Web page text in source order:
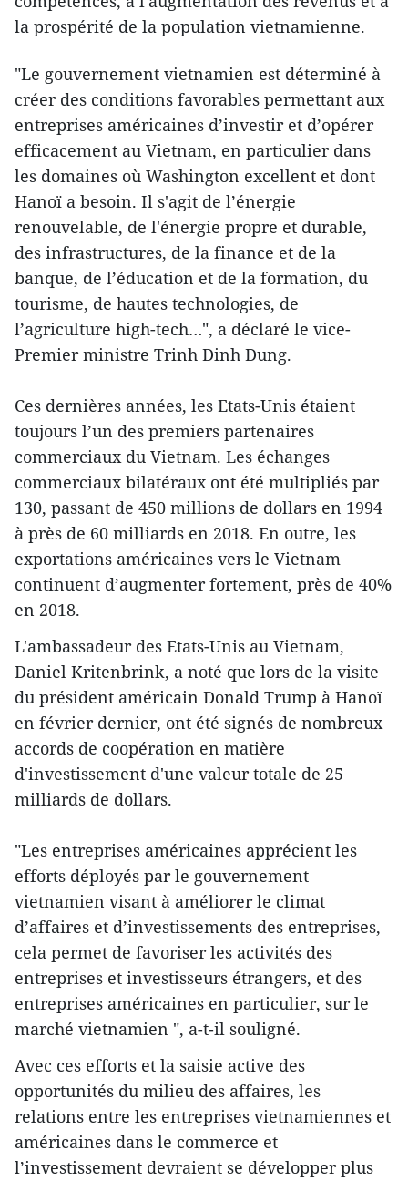
la prospérité de la population vietnamienne.
"Le gouvernement vietnamien est déterminé à
créer des conditions favorables permettant aux
entreprises américaines d’investir et d’opérer
efficacement au Vietnam, en particulier dans
les domaines où Washington excellent et dont
Hanoï a besoin. Il s'agit de l’énergie
renouvelable, de l'énergie propre et durable,
des infrastructures, de la finance et de la
banque, de l’éducation et de la formation, du
tourisme, de hautes technologies, de
l’agriculture high-tech…", a déclaré le vice-
Premier ministre Trinh Dinh Dung.
Ces dernières années, les Etats-Unis étaient
toujours l’un des premiers partenaires
commerciaux du Vietnam. Les échanges
commerciaux bilatéraux ont été multipliés par
130, passant de 450 millions de dollars en 1994
à près de 60 milliards en 2018. En outre, les
exportations américaines vers le Vietnam
continuent d’augmenter fortement, près de 40%
en 2018.
L'ambassadeur des Etats-Unis au Vietnam,
Daniel Kritenbrink, a noté que lors de la visite
du président américain Donald Trump à Hanoï
en février dernier, ont été signés de nombreux
accords de coopération en matière
d'investissement d'une valeur totale de 25
milliards de dollars.
"Les entreprises américaines apprécient les
efforts déployés par le gouvernement
vietnamien visant à améliorer le climat
d’affaires et d’investissements des entreprises,
cela permet de favoriser les activités des
entreprises et investisseurs étrangers, et des
entreprises américaines en particulier, sur le
marché vietnamien ", a-t-il souligné.
Avec ces efforts et la saisie active des
opportunités du milieu des affaires, les
relations entre les entreprises vietnamiennes et
américaines dans le commerce et
l’investissement devraient se développer plus